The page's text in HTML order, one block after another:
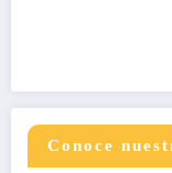
Conoce